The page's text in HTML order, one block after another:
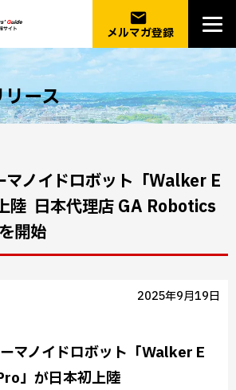
email
メルマガ登録
ース
マノイドロボット「Walker E
陸 ─ 日本代理店 GA Robotics
開始
2025年9月19日
マノイドロボット「Walker E
」が日本初上陸